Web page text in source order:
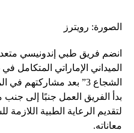
الصورة: رويترز
انضم فريق طبي إندونيسي
الميداني الإماراتي
الشجاع 3” بعد مشاركتهم
بدأ الفريق العمل جنبًا إلى جنب
لتقديم الرعاية الطبية
معاناته.